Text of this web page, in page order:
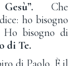
Gesù”.Che
ho bisogno
Ho bisogno di
di Te.